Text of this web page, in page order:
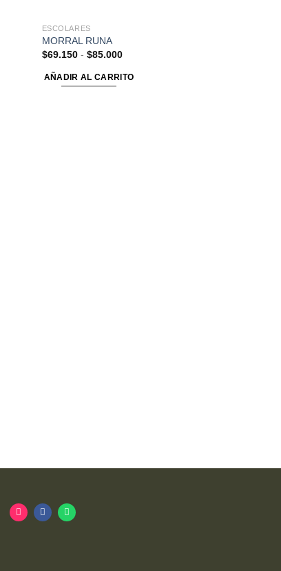
ESCOLARES
MORRAL RUNA
$69.150 - $85.000
AÑADIR AL CARRITO